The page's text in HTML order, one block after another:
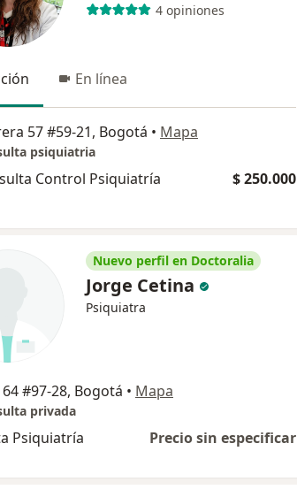
4 opiniones
En línea
57 #59-21, Bogotá • Mapa
psiquiatria
Control Psiquiatría $ 250.000
Nuevo perfil en Doctoralia
Jorge Cetina
Psiquiatra
64 #97-28, Bogotá • Mapa
privada
Psiquiatría Precio sin especificar